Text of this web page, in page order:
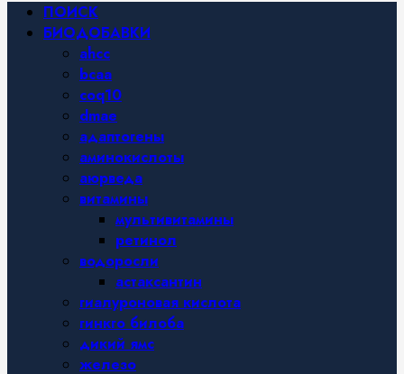
Основное
меню
ПОИСК
БИОДОБАВКИ
ahcc
bcaa
coq10
dmae
адаптогены
аминокислоты
аюрведа
витамины
мультивитамины
ретинол
водоросли
астаксантин
гиалуроновая кислота
гинкго билоба
дикий ямс
железо